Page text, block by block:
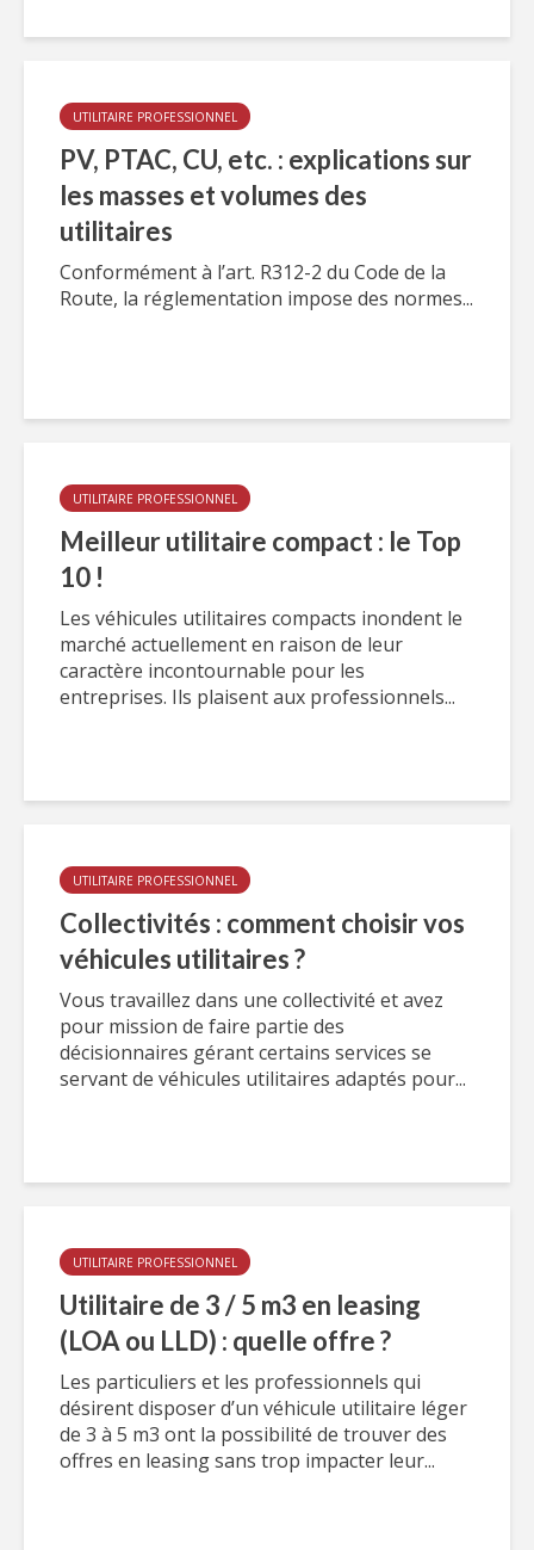
UTILITAIRE PROFESSIONNEL
PV, PTAC, CU, etc. : explications sur
les masses et volumes des
utilitaires
Conformément à l’art. R312-2 du Code de la
Route, la réglementation impose des normes...
UTILITAIRE PROFESSIONNEL
Meilleur utilitaire compact : le Top
10 !
Les véhicules utilitaires compacts inondent le
marché actuellement en raison de leur
caractère incontournable pour les
entreprises. Ils plaisent aux professionnels...
UTILITAIRE PROFESSIONNEL
Collectivités : comment choisir vos
véhicules utilitaires ?
Vous travaillez dans une collectivité et avez
pour mission de faire partie des
décisionnaires gérant certains services se
servant de véhicules utilitaires adaptés pour...
UTILITAIRE PROFESSIONNEL
Utilitaire de 3 / 5 m3 en leasing
(LOA ou LLD) : quelle offre ?
Les particuliers et les professionnels qui
désirent disposer d’un véhicule utilitaire léger
de 3 à 5 m3 ont la possibilité de trouver des
offres en leasing sans trop impacter leur...